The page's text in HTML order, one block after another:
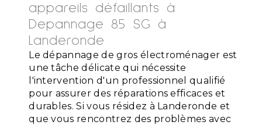
appareils défaillants à
Depannage 85 SG à
Landeronde
Le dépannage de gros électroménager est
une tâche délicate qui nécessite
l'intervention d'un professionnel qualifié
pour assurer des réparations efficaces et
durables. Si vous résidez à Landeronde et
que vous rencontrez des problèmes avec